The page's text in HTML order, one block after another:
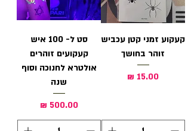
קעקוע זמני קטן עכביש
זוהר בחושך
מחיר
סט ל- 100 איש
קעקועים זוהרים
אולטרא לחנוכה וסוף
שנה
מחיר‏500.00 ‏₪